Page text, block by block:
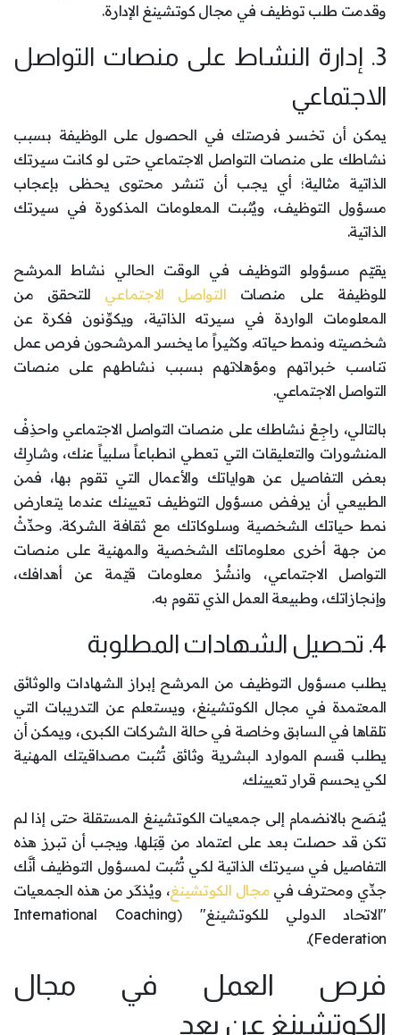
وقدمت طلب توظيف في مجال كوتشينغ الإدارة.
3. إدارة النشاط على منصات التواصل
الاجتماعي
يمكن أن تخسر فرصتك في الحصول على الوظيفة بسبب
نشاطك على منصات التواصل الاجتماعي حتى لو كانت سيرتك
الذاتية مثالية؛ أي يجب أن تنشر محتوى يحظى بإعجاب
مسؤول التوظيف، ويُثبت المعلومات المذكورة في سيرتك
الذاتية.
يقيّم مسؤولو التوظيف في الوقت الحالي نشاط المرشح
للوظيفة على منصات التواصل الاجتماعي للتحقق من
المعلومات الواردة في سيرته الذاتية، ويكوِّنون فكرة عن
شخصيته ونمط حياته. وكثيراً ما يخسر المرشحون فرص عمل
تناسب خبراتهم ومؤهلاتهم بسبب نشاطهم على منصات
التواصل الاجتماعي.
بالتالي، راجِعْ نشاطك على منصات التواصل الاجتماعي واحذِفْ
المنشورات والتعليقات التي تعطي انطباعاً سلبياً عنك، وشارِكْ
بعض التفاصيل عن هواياتك والأعمال التي تقوم بها، فمن
الطبيعي أن يرفض مسؤول التوظيف تعيينك عندما يتعارض
نمط حياتك الشخصية وسلوكاتك مع ثقافة الشركة. وحدِّثْ
من جهة أخرى معلوماتك الشخصية والمهنية على منصات
التواصل الاجتماعي، وانشُرْ معلومات قيّمة عن أهدافك،
وإنجازاتك، وطبيعة العمل الذي تقوم به.
4. تحصيل الشهادات المطلوبة
يطلب مسؤول التوظيف من المرشح إبراز الشهادات والوثائق
المعتمدة في مجال الكوتشينغ، ويستعلم عن التدريبات التي
تلقاها في السابق وخاصة في حالة الشركات الكبرى، ويمكن أن
يطلب قسم الموارد البشرية وثائق تُثبت مصداقيتك المهنية
لكي يحسم قرار تعيينك.
يُنصَح بالانضمام إلى جمعيات الكوتشينغ المستقلة حتى إذا لم
تكن قد حصلت بعد على اعتماد من قِبَلها. ويجب أن تبرز هذه
التفاصيل في سيرتك الذاتية لكي تُثبت لمسؤول التوظيف أنَّك
جدِّي ومحترف في مجال الكوتشينغ، ويُذكَر من هذه الجمعيات
"الاتحاد الدولي للكوتشينغ" (International Coaching
Federation).
فرص العمل في مجال
الكوتشينغ عن بعد